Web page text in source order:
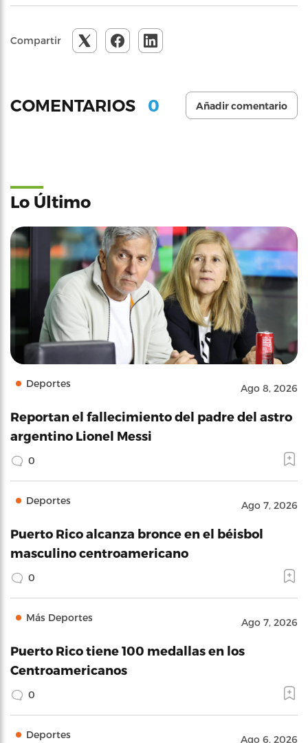
Compartir
COMENTARIOS 0 Añadir comentario
Lo Último
Deportes Ago 8, 2026
Reportan el fallecimiento del padre del astro
argentino Lionel Messi
0
Deportes Ago 7, 2026
Puerto Rico alcanza bronce en el béisbol
masculino centroamericano
0
Más Deportes Ago 7, 2026
Puerto Rico tiene 100 medallas en los
Centroamericanos
0
Deportes Ago 6, 2026